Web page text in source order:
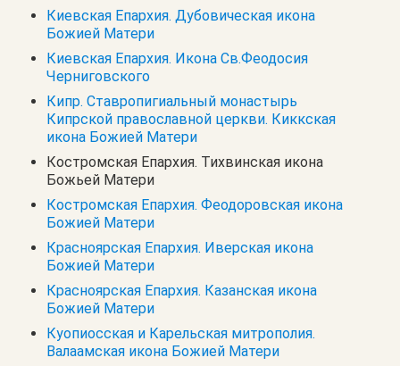
Киевская Епархия. Дубовическая икона
Божией Матери
Киевская Епархия. Икона Св.Феодосия
Черниговского
Кипр. Cтавропигиальный монастырь
Кипрской православной церкви. Киккская
икона Божией Матери
Костромская Епархия. Тихвинская икона
Божьей Матери
Костромская Епархия. Феодоровская икона
Божией Матери
Красноярская Епархия. Иверская икона
Божией Матери
Красноярская Епархия. Казанская икона
Божией Матери
Куопиосская и Карельская митрополия.
Валаамская икона Божией Матери